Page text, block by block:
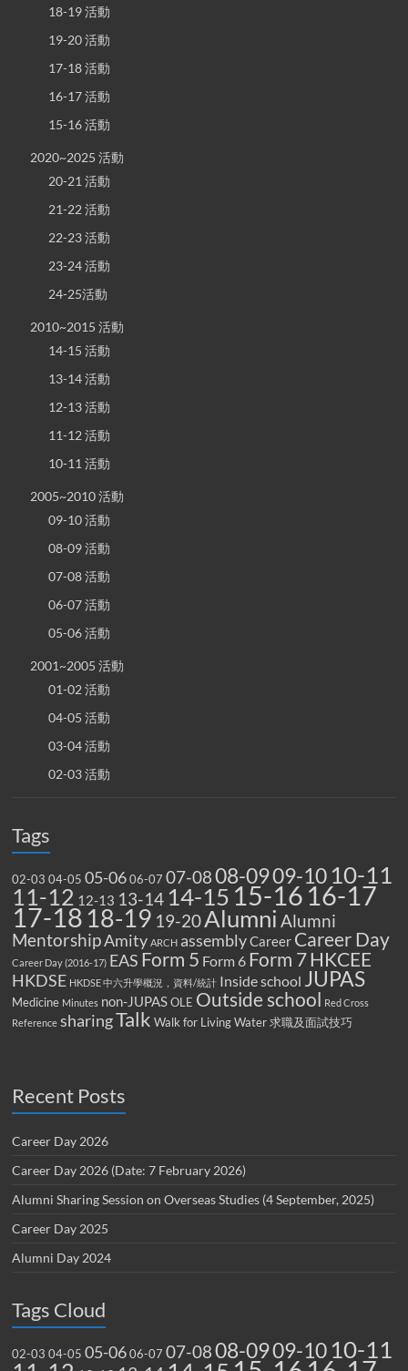
18-19 活動
19-20 活動
17-18 活動
16-17 活動
15-16 活動
2020~2025 活動
20-21 活動
21-22 活動
22-23 活動
23-24 活動
24-25活動
2010~2015 活動
14-15 活動
13-14 活動
12-13 活動
11-12 活動
10-11 活動
2005~2010 活動
09-10 活動
08-09 活動
07-08 活動
06-07 活動
05-06 活動
2001~2005 活動
01-02 活動
04-05 活動
03-04 活動
02-03 活動
Tags
02-03 04-05 05-06 06-07 07-0808-0909-10 10-11
11-12 12-13 13-14 14-15 15-16 16-17
17-18 18-19 19-20Alumni Alumni
MentorshipAmity ARCH assemblyCareer Career Day
Career Day (2016-17) EAS Form 5 Form 6 Form 7HKCEE
HKDSE HKDSE 中六升學概況，資料/統計 Inside school JUPAS
Medicine Minutes non-JUPAS OLE Outside school Red Cross
Reference sharingTalk Walk for Living Water 求職及面試技巧
Recent Posts
Career Day 2026
Career Day 2026 (Date: 7 February 2026)
Alumni Sharing Session on Overseas Studies (4 September, 2025)
Career Day 2025
Alumni Day 2024
Tags Cloud
02-03 04-05 05-06 06-07 07-0808-0909-10 10-11